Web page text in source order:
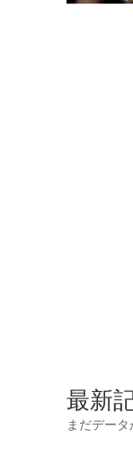
最新
まだデータ